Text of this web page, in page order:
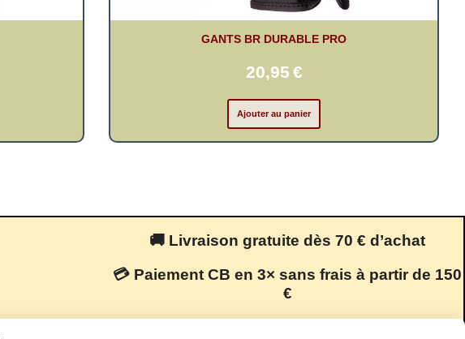
GANTS BR DURABLE PRO
20,95 €
Ajouter au panier
🚚 Livraison gratuite dès 70 € d’achat
💳 Paiement CB en 3× sans frais à partir de 150
€